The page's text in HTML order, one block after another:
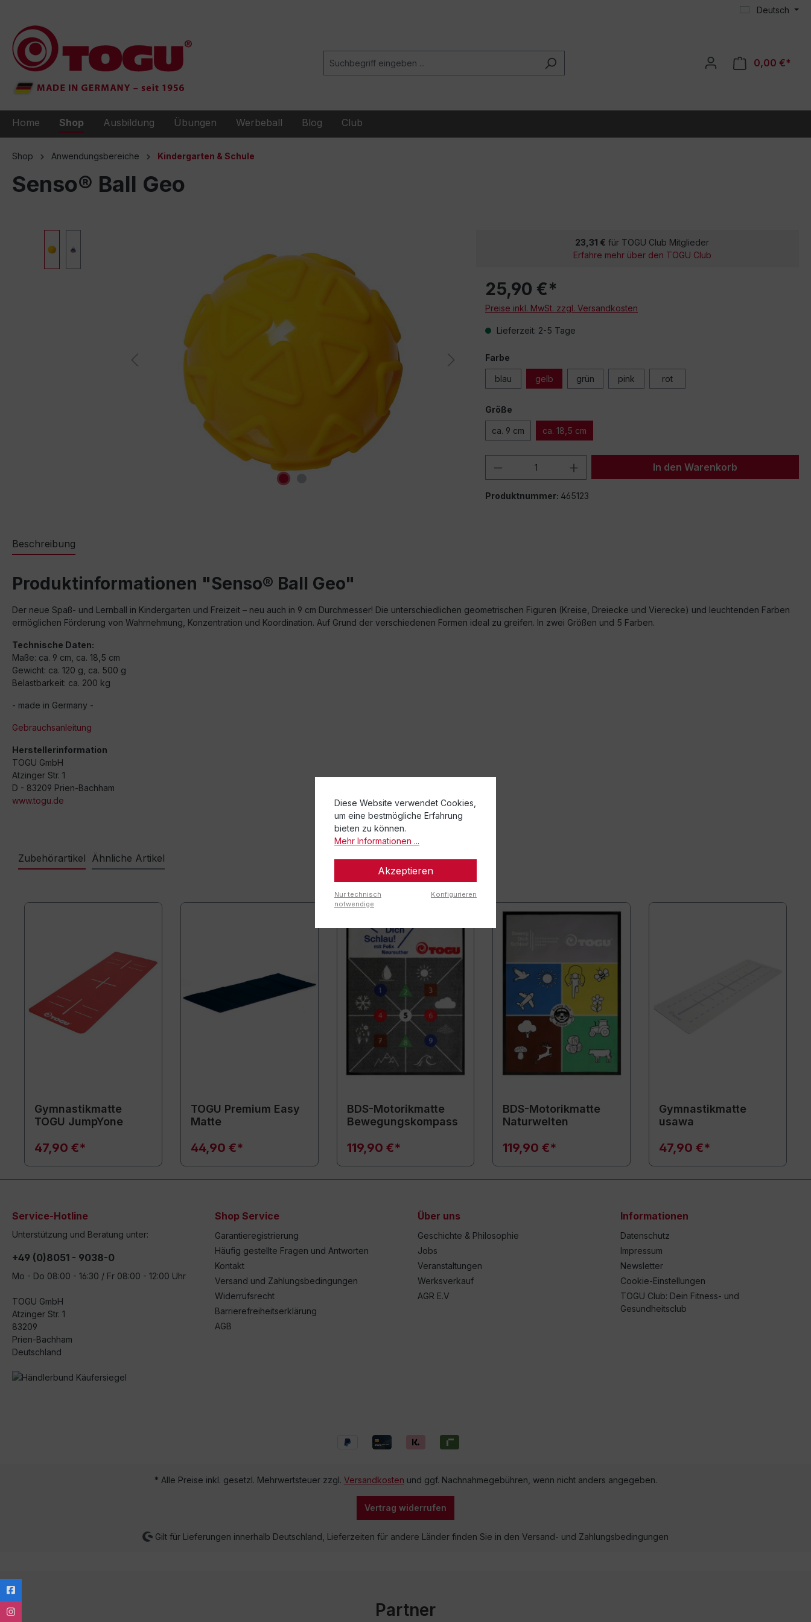
Deutsch
0,00 €*
Home Shop Ausbildung Übungen Werbeball Blog Club
Shop Anwendungsbereiche Kindergarten & Schule
Senso® Ball Geo
23,31 € für TOGU Club Mitglieder
Erfahre mehr über den TOGU Club
25,90 €*
Preise inkl. MwSt. zzgl. Versandkosten
Lieferzeit: 2-5 Tage
Farbe
blau gelb grün pink rot
Größe
ca. 9 cm ca. 18,5 cm
Produkt Anzahl: Gib den gewünschten Wert
In den Warenkorb
Produktnummer: 465123
Beschreibung
Produktinformationen "Senso® Ball Geo"
Der neue Spaß- und Lernball in Kindergarten und Freizeit – neu auch in 9 cm Durchmesser! Die unterschiedlichen geometrischen Figuren (Kreise, Dreiecke und Vierecke) und leuchtenden Farben
ermöglichen Förderung von Wahrnehmung, Konzentration und Koordination. Auf Grund der verschiedenen Formen ideal zu greifen. In zwei Größen und 5 Farben.
Technische Daten:
Maße: ca. 9 cm, ca. 18,5 cm
Gewicht: ca. 120 g, ca. 500 g
Belastbarkeit: ca. 200 kg
- made in Germany -
Gebrauchsanleitung
Herstellerinformation
TOGU GmbH
Atzinger Str. 1
D - 83209 Prien-Bachham
www.togu.de
Zubehörartikel Ähnliche Artikel
Gymnastikmatte
TOGU JumpYone
47,90 €*
TOGU Premium Easy
Matte
44,90 €*
BDS-Motorikmatte
Bewegungskompass
119,90 €*
BDS-Motorikmatte
Naturwelten
119,90 €*
Gymnastikmatte
usawa
47,90 €*
Service-Hotline
Unterstützung und Beratung unter:
+49 (0)8051 - 9038-0
Mo - Do 08:00 - 16:30 / Fr 08:00 - 12:00 Uhr
TOGU GmbH
Atzinger Str. 1
83209
Prien-Bachham
Deutschland
Shop Service
Garantieregistrierung
Häufig gestellte Fragen und Antworten
Kontakt
Versand und Zahlungsbedingungen
Widerrufsrecht
Barrierefreiheitserklärung
AGB
Über uns
Geschichte & Philosophie
Jobs
Veranstaltungen
Werksverkauf
AGR E.V
Informationen
Datenschutz
Impressum
Newsletter
Cookie-Einstellungen
TOGU Club: Dein Fitness- und
Gesundheitsclub
* Alle Preise inkl. gesetzl. Mehrwertsteuer zzgl. Versandkosten und ggf. Nachnahmegebühren, wenn nicht anders angegeben.
Vertrag widerrufen
Gilt für Lieferungen innerhalb Deutschland, Lieferzeiten für andere Länder finden Sie in den Versand- und Zahlungsbedingungen
Partner
Diese Website verwendet Cookies,
um eine bestmögliche Erfahrung
bieten zu können.
Mehr Informationen ...
Akzeptieren
Nur technisch
notwendige
Konfigurieren